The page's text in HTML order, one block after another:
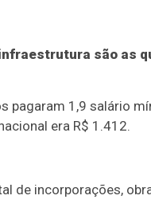
são as
pagaram 1,9 salário
era R$ 1.412.
de incorporações,